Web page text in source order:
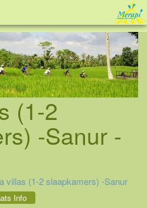
Tel: 088 - 81 11 999
(1-2
-Sanur -
villas (1-2 slaapkamers) -Sanur
Info